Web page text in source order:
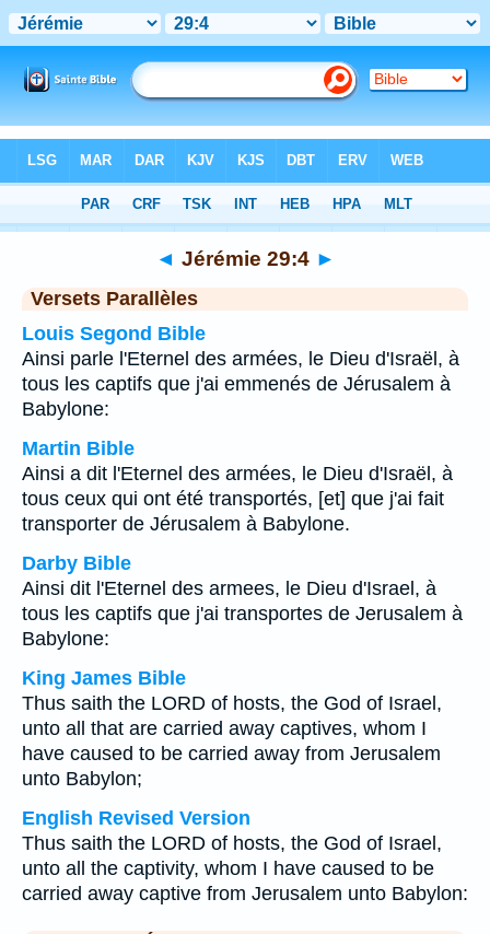
Chapitre 29 > Verset 4
◄ Jérémie 29:4 ►
Versets Parallèles
Louis Segond Bible
Ainsi parle l'Eternel des armées, le Dieu d'Israël, à
tous les captifs que j'ai emmenés de Jérusalem à
Babylone:
Martin Bible
Ainsi a dit l'Eternel des armées, le Dieu d'Israël, à
tous ceux qui ont été transportés, [et] que j'ai fait
transporter de Jérusalem à Babylone.
Darby Bible
Ainsi dit l'Eternel des armees, le Dieu d'Israel, à
tous les captifs que j'ai transportes de Jerusalem à
Babylone:
King James Bible
Thus saith the LORD of hosts, the God of Israel,
unto all that are carried away captives, whom I
have caused to be carried away from Jerusalem
unto Babylon;
English Revised Version
Thus saith the LORD of hosts, the God of Israel,
unto all the captivity, whom I have caused to be
carried away captive from Jerusalem unto Babylon: